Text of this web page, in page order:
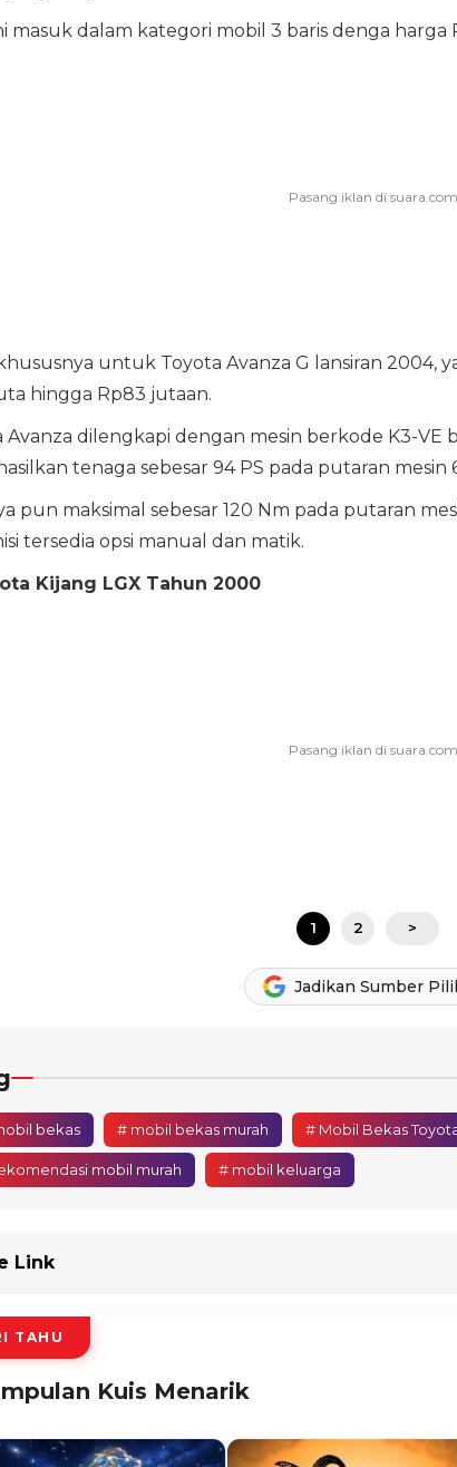
masuk dalam kategori mobil 3 baris denga harga
untuk Toyota Avanza G lansiran 2004,
hingga Rp83 jutaan.
Avanza dilengkapi dengan mesin berkode K3-VE
tenaga sebesar 94 PS pada putaran mesin
pun maksimal sebesar 120 Nm pada putaran
tersedia opsi manual dan matik.
Kijang LGX Tahun 2000
1 2 >
Jadikan Sumber
bekas # mobil bekas murah # Mobil Bekas
mobil murah # mobil keluarga
Link
TAHU
Kuis Menarik